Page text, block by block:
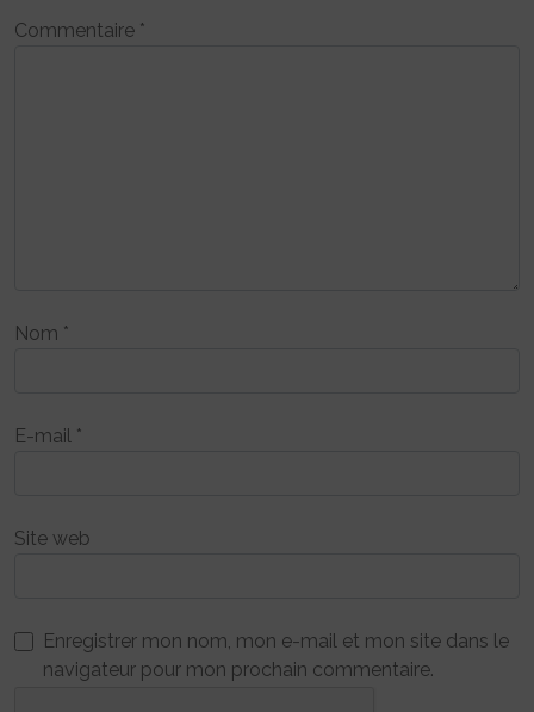
Commentaire *
Nom *
E-mail *
Site web
Enregistrer mon nom, mon e-mail et mon site dans le
navigateur pour mon prochain commentaire.